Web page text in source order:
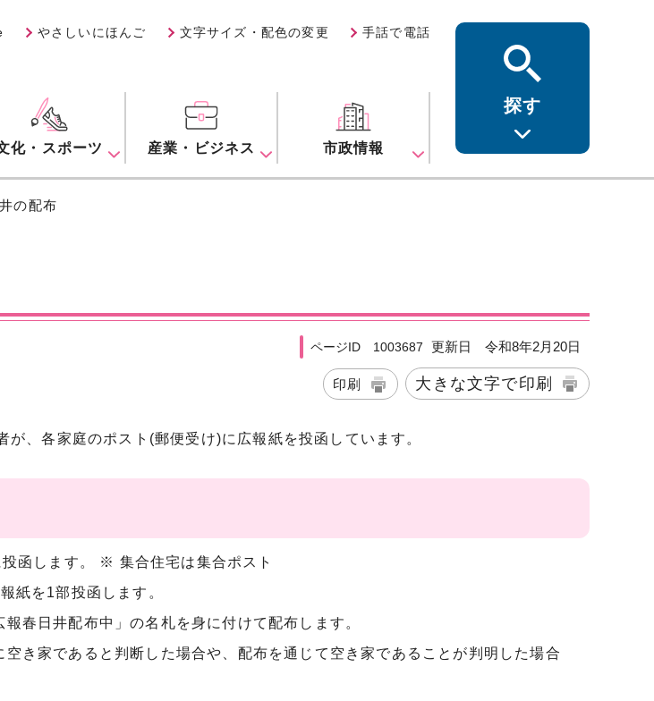
やさしいにほんご 文字サイズ・配色の変更 手話で電話
化・スポーツ 産業・ビジネス 市政情報
探す
の配布
ページID 1003687 更新日 令和8年2月20日
印刷 大きな文字で印刷
、各家庭のポスト(郵便受け)に広報紙を投函しています。
函します。 ※ 集合住宅は集合ポスト
紙を1部投函します。
春日井配布中」の名札を身に付けて配布します。
き家であると判断した場合や、配布を通じて空き家であることが判明した場合